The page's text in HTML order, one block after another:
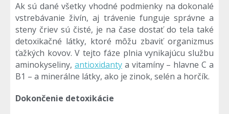
Ak sú dané všetky vhodné podmienky na dokonalé
vstrebávanie živín, aj trávenie funguje správne a
steny čriev sú čisté, je na čase dostať do tela také
detoxikačné látky, ktoré môžu zbaviť organizmus
ťažkých kovov. V tejto fáze plnia vynikajúcu službu
aminokyseliny, antioxidantya vitamíny – hlavne C a
B1 – a minerálne látky, ako je zinok, selén a horčík.
Dokončenie detoxikácie